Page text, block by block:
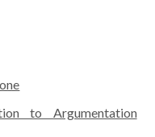
to Argumentation